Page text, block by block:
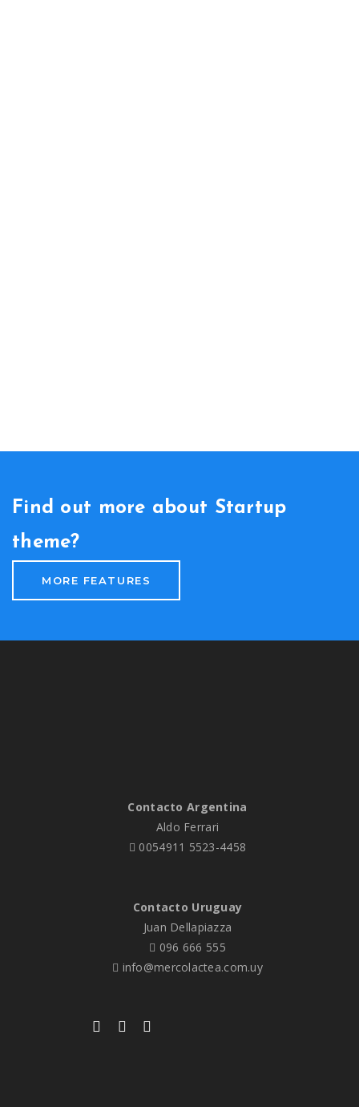
Find out more about Startup
theme?
MORE FEATURES
Contacto Argentina
Aldo Ferrari
0054911 5523-4458
Contacto Uruguay
Juan Dellapiazza
096 666 555
info@mercolactea.com.uy